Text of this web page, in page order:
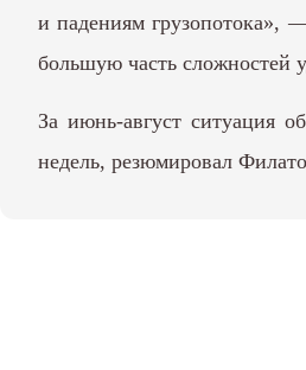
и падениям грузопотока»,
большую часть сложностей
За июнь-август ситуация
недель, резюмировал